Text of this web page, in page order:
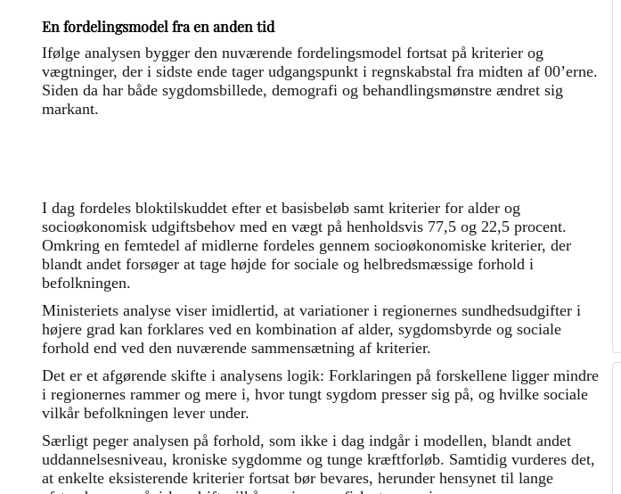
En fordelingsmodel fra en anden tid
Ifølge analysen bygger den nuværende fordelingsmodel fortsat på kriterier og
vægtninger, der i sidste ende tager udgangspunkt i regnskabstal fra midten af 00’erne.
Siden da har både sygdomsbillede, demografi og behandlingsmønstre ændret sig
markant.
I dag fordeles bloktilskuddet efter et basisbeløb samt kriterier for alder og
socioøkonomisk udgiftsbehov med en vægt på henholdsvis 77,5 og 22,5 procent.
Omkring en femtedel af midlerne fordeles gennem socioøkonomiske kriterier, der
blandt andet forsøger at tage højde for sociale og helbredsmæssige forhold i
befolkningen.
Ministeriets analyse viser imidlertid, at variationer i regionernes sundhedsudgifter i
højere grad kan forklares ved en kombination af alder, sygdomsbyrde og sociale
forhold end ved den nuværende sammensætning af kriterier.
Det er et afgørende skifte i analysens logik: Forklaringen på forskellene ligger mindre
i regionernes rammer og mere i, hvor tungt sygdom presser sig på, og hvilke sociale
vilkår befolkningen lever under.
Særligt peger analysen på forhold, som ikke i dag indgår i modellen, blandt andet
uddannelsesniveau, kroniske sygdomme og tunge kræftforløb. Samtidig vurderes det,
at enkelte eksisterende kriterier fortsat bør bevares, herunder hensynet til lange